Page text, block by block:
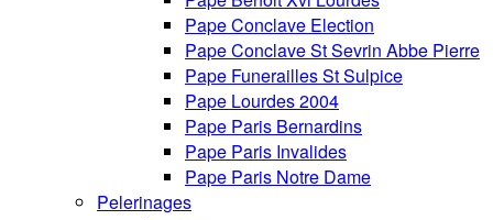
Pape Conclave Election
Pape Conclave St Sevrin Abbe Pierre
Pape Funerailles St Sulpice
Pape Lourdes 2004
Pape Paris Bernardins
Pape Paris Invalides
Pape Paris Notre Dame
Pelerinages